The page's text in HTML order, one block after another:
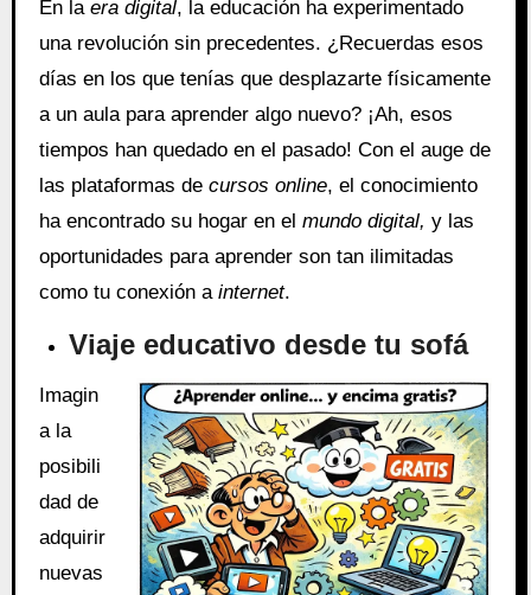
En la era digital, la educación ha experimentado
una revolución sin precedentes. ¿Recuerdas esos
días en los que tenías que desplazarte físicamente
a un aula para aprender algo nuevo? ¡Ah, esos
tiempos han quedado en el pasado! Con el auge de
las plataformas de cursos online, el conocimiento
ha encontrado su hogar en el mundo digital, y las
oportunidades para aprender son tan ilimitadas
como tu conexión a internet.
Viaje educativo desde tu sofá
Imagin
a la
posibili
dad de
adquirir
nuevas